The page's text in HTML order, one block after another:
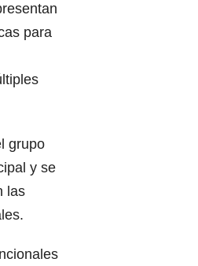
para
grupo
y se
las